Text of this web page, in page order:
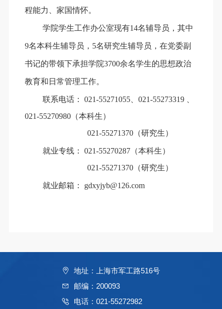
程能力、家国情怀。
学院学生工作办公室现有14名辅导员，其中
9名本科生辅导员，5名研究生辅导员，在党委副
书记的带领下承担学院3700余名学生的思想政治
教育和日常管理工作。
联系电话： 021-55271055、021-55273319
021-55270980 （本科生）
021-55271370 （研究生）
就业专线：021-55270287 （本科生）
021-55271370 （研究生）
就业邮箱： gdxyjyb@126.com
地址：上海市军工路516号
邮编：200093
电话：021-55272982